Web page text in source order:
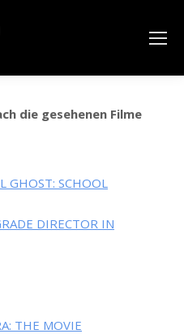
die gesehenen Filme
GHOST: SCHOOL
DIRECTOR IN
THE MOVIE